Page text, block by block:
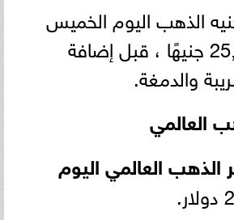
الذهب اليوم الخميس
تراجعًا عند 25,240 جنيهًا ، قبل إضافة
والدمغة.
العالمي
العالمي اليوم